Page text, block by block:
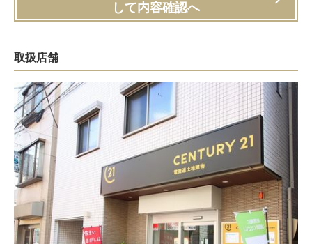
して内容確認へ
取扱店舗